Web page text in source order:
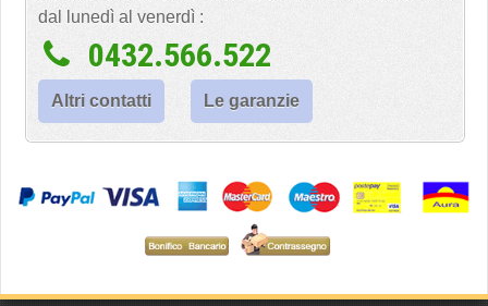
dal lunedì al venerdì :
0432.566.522
Altri contatti Le garanzie